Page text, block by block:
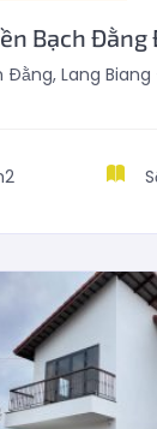
Bạch Đằng
Lang Biang - Đà